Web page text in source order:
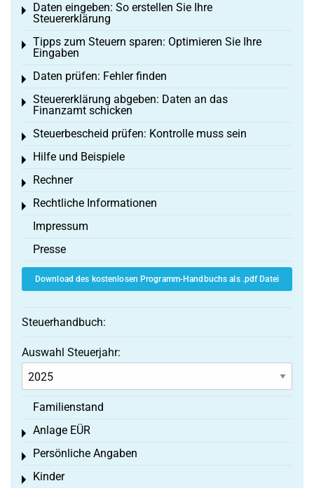
Daten eingeben: So erstellen Sie Ihre
Steuererklärung
Toggle menu
Tipps zum Steuern sparen: Optimieren Sie Ihre
Eingaben
Toggle menu
Daten prüfen: Fehler finden
Toggle menu
Steuererklärung abgeben: Daten an das
Finanzamt schicken
Toggle menu
Steuerbescheid prüfen: Kontrolle muss sein
Toggle menu
Hilfe und Beispiele
Toggle menu
Rechner
Toggle menu
Rechtliche Informationen
Toggle menu
Impressum
Presse
Download des kostenlosen Programm-Handbuchs als .pdf Datei
Steuerhandbuch:
Auswahl Steuerjahr:
Familienstand
Anlage EÜR
Toggle menu
Persönliche Angaben
Toggle menu
Kinder
Toggle menu